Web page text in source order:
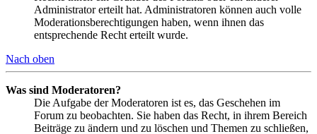
Administrator erteilt hat. Administratoren können auch volle
Moderationsberechtigungen haben, wenn ihnen das
entsprechende Recht erteilt wurde.
Nach oben
Was sind Moderatoren?
Die Aufgabe der Moderatoren ist es, das Geschehen im
Forum zu beobachten. Sie haben das Recht, in ihrem Bereich
Beiträge zu ändern und zu löschen und Themen zu schließen,